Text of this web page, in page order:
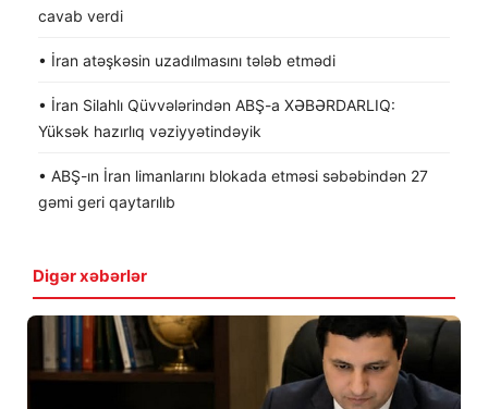
cavab verdi
• İran atəşkəsin uzadılmasını tələb etmədi
• İran Silahlı Qüvvələrindən ABŞ-a XƏBƏRDARLIQ:
Yüksək hazırlıq vəziyyətindəyik
• ABŞ-ın İran limanlarını blokada etməsi səbəbindən 27
gəmi geri qaytarılıb
Digər xəbərlər